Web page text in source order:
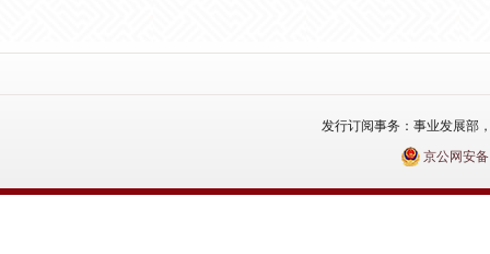
发行订阅事务：事业发展部
京公网安备